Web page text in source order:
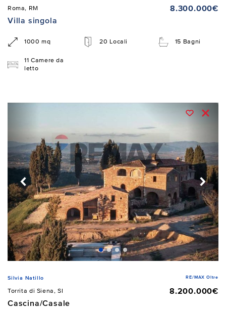
Roma, RM
8.300.000€
Villa singola
1000 mq 20 Locali 15 Bagni
11 Camere da
letto
Silvia Natillo RE/MAX Oltre
Torrita di Siena, SI
8.200.000€
Cascina/Casale